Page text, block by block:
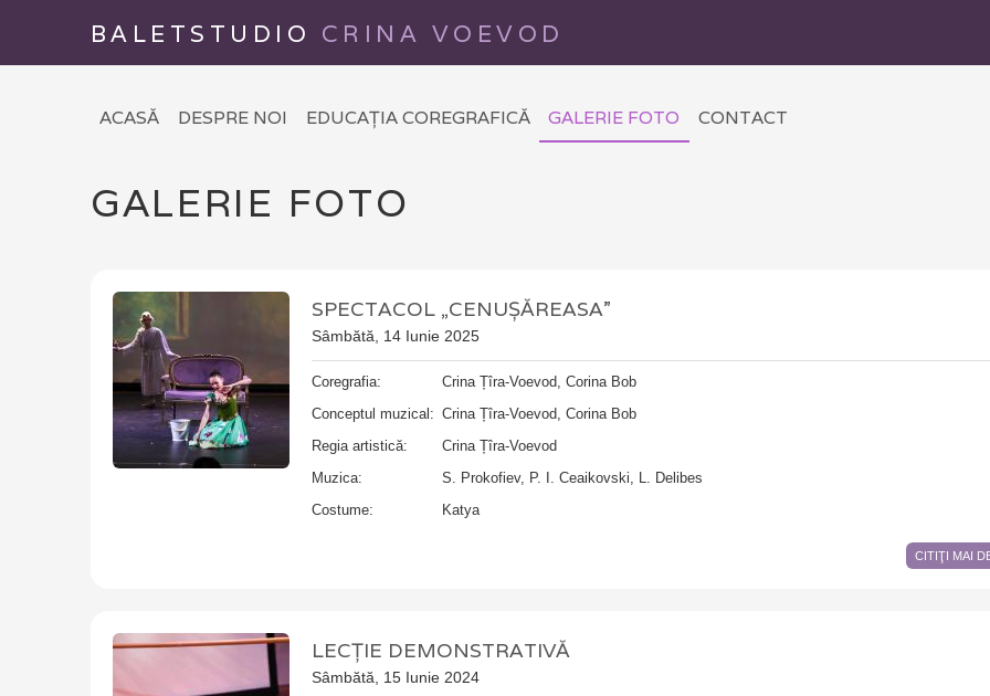
BALETSTUDIO CRINA VOEVOD
ACASĂ DESPRE NOI EDUCAȚIA COREGRAFICĂ GALERIE FOTO CONTACT
GALERIE FOTO
SPECTACOL „CENUȘĂREASA”
Sâmbătă, 14 Iunie 2025
Coregrafia:
Crina Țîra-Voevod, Corina Bob
Conceptul muzical: Crina Țîra-Voevod, Corina Bob
Regia artistică:
Crina Țîra-Voevod
Muzica:
S. Prokofiev, P. I. Ceaikovski, L. Delibes
Costume:
Katya
CITIŢI MAI
LECȚIE DEMONSTRATIVĂ
Sâmbătă, 15 Iunie 2024